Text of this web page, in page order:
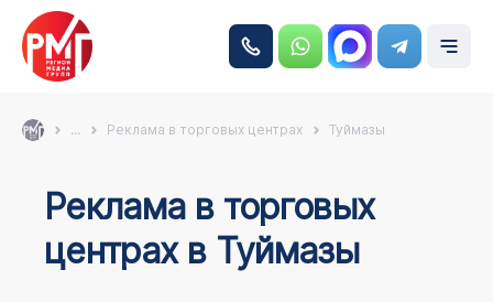
... Реклама в торговых центрах Туймазы
Реклама в торговых
центрах в Туймазы